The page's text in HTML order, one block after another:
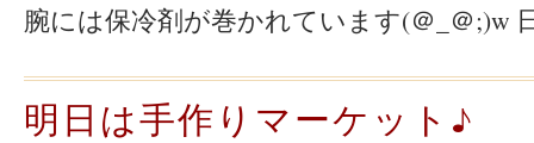
腕には保冷剤が巻かれています(＠_＠;)w
明日は手作りマーケット♪